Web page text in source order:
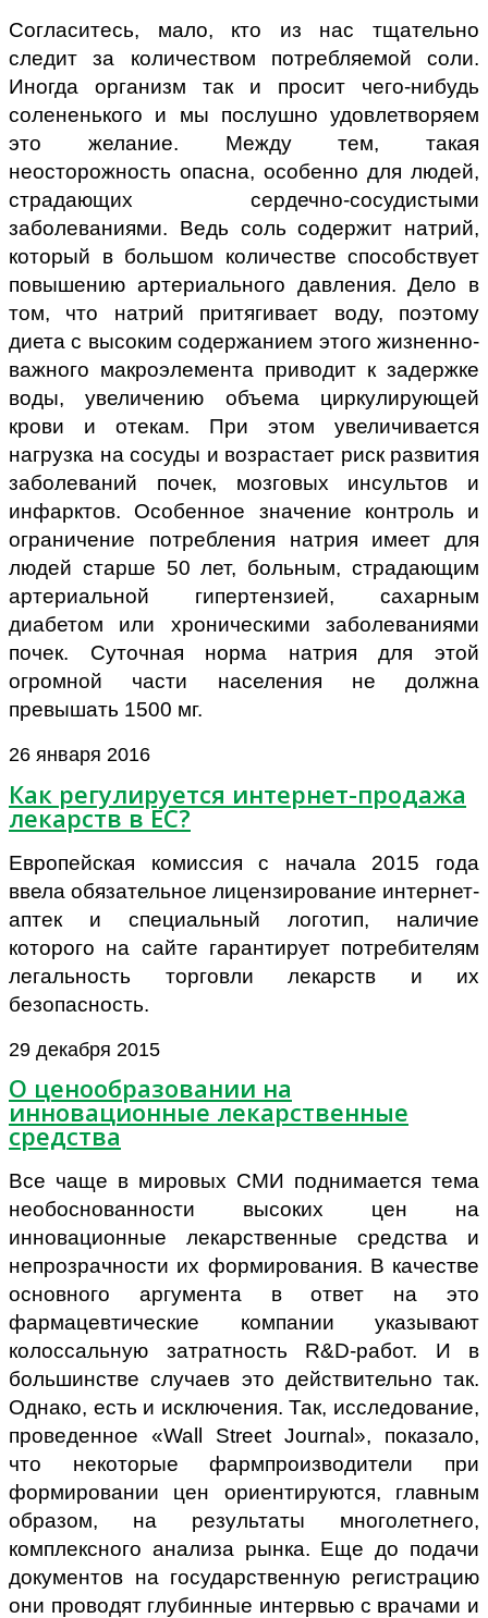
Согласитесь, мало, кто из нас тщательно
следит за количеством потребляемой соли.
Иногда организм так и просит чего-нибудь
солененького и мы послушно удовлетворяем
это желание. Между тем, такая
неосторожность опасна, особенно для людей,
страдающих сердечно-сосудистыми
заболеваниями. Ведь соль содержит натрий,
который в большом количестве способствует
повышению артериального давления. Дело в
том, что натрий притягивает воду, поэтому
диета с высоким содержанием этого жизненно-
важного макроэлемента приводит к задержке
воды, увеличению объема циркулирующей
крови и отекам. При этом увеличивается
нагрузка на сосуды и возрастает риск развития
заболеваний почек, мозговых инсультов и
инфарктов. Особенное значение контроль и
ограничение потребления натрия имеет для
людей старше 50 лет, больным, страдающим
артериальной гипертензией, сахарным
диабетом или хроническими заболеваниями
почек. Суточная норма натрия для этой
огромной части населения не должна
превышать 1500 мг.
26 января 2016
Как регулируется интернет-продажа
лекарств в ЕС?
Европейская комиссия с начала 2015 года
ввела обязательное лицензирование интернет-
аптек и специальный логотип, наличие
которого на сайте гарантирует потребителям
легальность торговли лекарств и их
безопасность.
29 декабря 2015
О ценообразовании на
инновационные лекарственные
средства
Все чаще в мировых СМИ поднимается тема
необоснованности высоких цен на
инновационные лекарственные средства и
непрозрачности их формирования. В качестве
основного аргумента в ответ на это
фармацевтические компании указывают
колоссальную затратность R&D-работ. И в
большинстве случаев это действительно так.
Однако, есть и исключения. Так, исследование,
проведенное «Wall Street Journal», показало,
что некоторые фармпроизводители при
формировании цен ориентируются, главным
образом, на результаты многолетнего,
комплексного анализа рынка. Еще до подачи
документов на государственную регистрацию
они проводят глубинные интервью с врачами и